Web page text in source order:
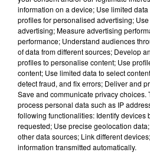
générales", a-t-il expliqué dans le
Pour entraîner l’application à
spécifique, choisissez un
avec certitude ce que votre chat
alimentation -> ‘nourriture’, à la
Utilisez l’application pour
fournissez la traduction correcte",
ensuite de répéter cettemanœuvre
que l’application reconnaisse
question.
Si l'application MeowTalk est
information on a device; Use limited
profiles for personalised advertising;
advertising; Measure advertising
performance; Understand audiences
of data from different sources; Develop
profiles to personalise content; Use
content; Use limited data to select
detect fraud, and fix errors; Deliver and
Save and communicate privacy choices.
process personal data such as IP
following functionalities: Identify devices
requested; Use precise geolocation
other data sources; Link different
information transmitted automatically.